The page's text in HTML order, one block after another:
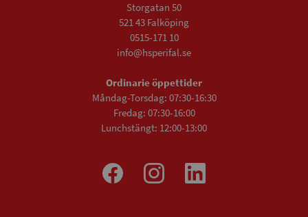
Storgatan 50
521 43 Falköping
0515-171 10
info@hsperifal.se
Ordinarie öppettider
Måndag-Torsdag: 07:30-16:30
Fredag: 07:30-16:00
Lunchstängt: 12:00-13:00